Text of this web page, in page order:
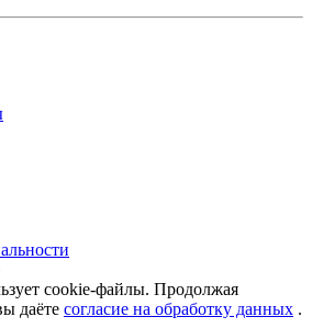
cookie-файлы. Продолжая
даёте согласие на обработку данных .